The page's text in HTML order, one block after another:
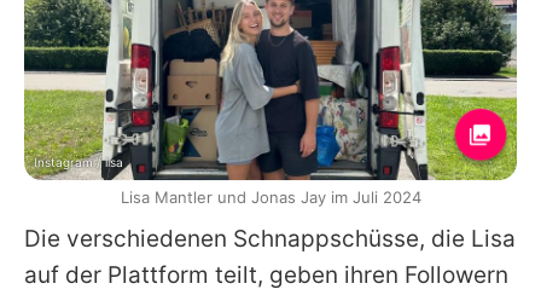
Die verschiedenen Schnappschüsse, die Lisa
auf der Plattform teilt, geben ihren Followern
Instagram / lisa
Lisa Mantler und Jonas Jay im Juli 2024